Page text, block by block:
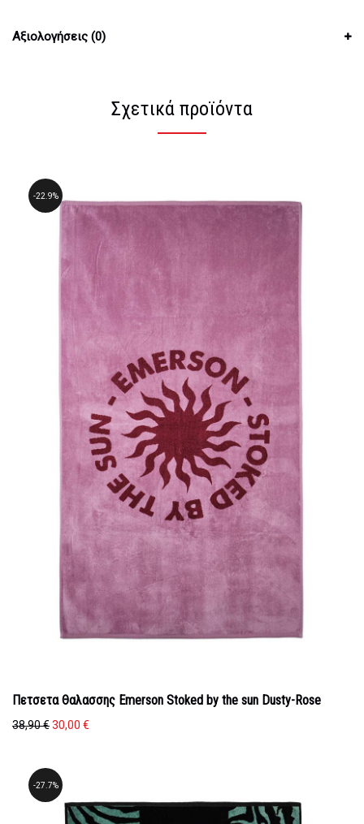
Αξιολογήσεις (0)
Σχετικά προϊόντα
22.9%
Πετσετα Θαλασσης Emerson Stoked by the sun Dusty-Rose
38,90€Original
38,90 €.
30,00 €
27.7%